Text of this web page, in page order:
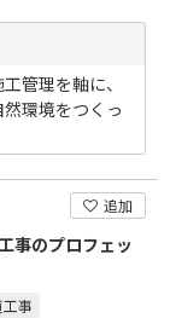
管理を軸に、
環境をつくっ
追加
事のプロフェッ
事